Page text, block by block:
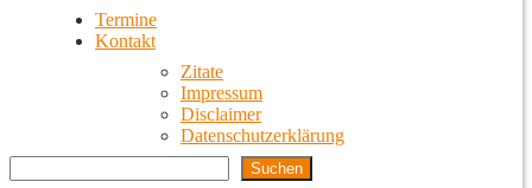
Termine
Kontakt
Zitate
Impressum
Disclaimer
Datenschutzerklärung
Suchen